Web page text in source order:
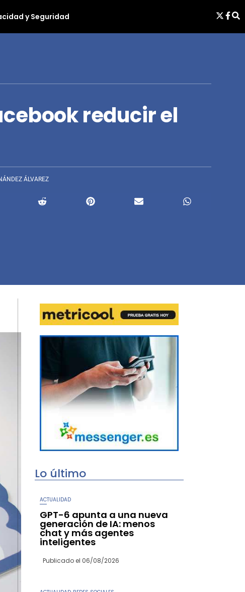
y Seguridad
reducir el
ÁLVAREZ
Lo último
ACTUALIDAD
GPT-6 apunta a una nueva
generación de IA: menos
chat y más agentes
inteligentes
Publicado el 06/08/2026